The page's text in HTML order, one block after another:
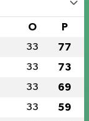
O P
33 77
33 73
33 69
33 59